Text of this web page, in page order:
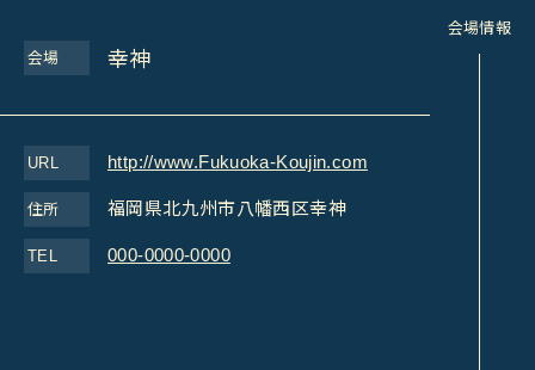
会場 幸神
URL http://www.Fukuoka-Koujin.com
住所 福岡県北九州市八幡西区幸神
TEL 000-0000-0000
会場情報